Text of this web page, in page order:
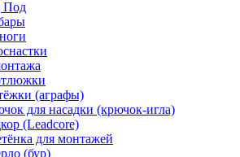
Под
(аграфы)
для насадки (крючок-игла)
(Leadcore)
для монтажей
(бур)